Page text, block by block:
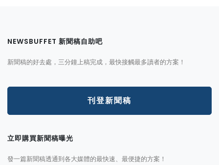
NEWSBUFFET 新聞稿自助吧
新聞稿的好去處，三分鐘上稿完成，最快接觸最多讀者的方案！
刊登新聞稿
立即購買新聞稿曝光
發一篇新聞稿透通到各大媒體的最快速、最便捷的方案！